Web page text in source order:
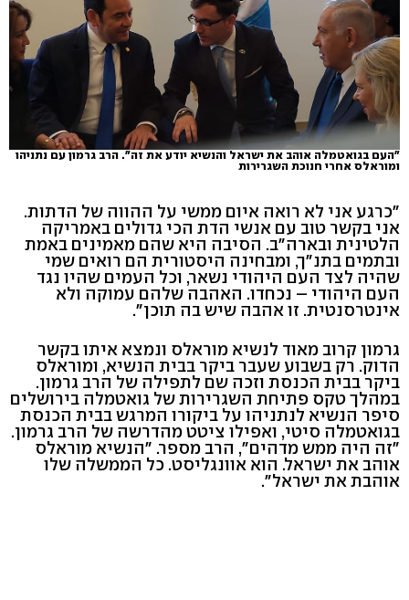
"העם בגואטמלה אוהב את ישראל והנשיא יודע את זה". הרב גרמון עם נתניהו
ומוראלס אחרי חנוכת השגרירות
"כרגע אני לא רואה איום ממשי על ההווה של הדתות.
אני בקשר טוב עם אנשי הדת הכי גדולים באמריקה
הלטינית ובארה"ב. הסיבה היא שהם מאמינים באמת
ובתמים בתנ"ך, ומבחינה היסטורית הם רואים שמי
שהיה לצד העם היהודי נשאר, וכל העמים שהיו נגד
העם היהודי – נכחדו. האהבה שלהם עמוקה ולא
אינטרסנטית. זו אהבה שיש בה תוכן".
גרמון קרוב מאוד לנשיא מוראלס ונמצא איתו בקשר
הדוק. רק בשבוע שעבר ביקר בבית הנשיא, ומוראלס
ביקר בבית הכנסת וזכה שם לתפילה של הרב גרמון.
במהלך טקס פתיחת השגרירות של גואטמלה בירושלים
סיפר הנשיא לנתניהו על ביקורו המרגש בבית הכנסת
בגואטמלה סיטי, ואפילו ציטט מהדרשה של הרב גרמון.
"זה היה ממש מדהים", הרב מספר. "הנשיא מוראלס
אוהב את ישראל. הוא אוונגליסט. כל הממשלה שלו
אוהבת את ישראל".